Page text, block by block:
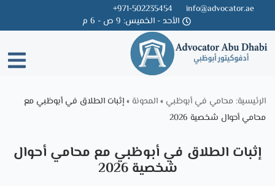
Skip
to
content
info@advocator.ae
971-502235454+
الأحد - الخميس: 9 ص - 6 م
الرئيسية: محامي في أبوظبي »المدونة »إثبات الطلاق في أبوظبي مع
محامي أحوال شخصية 2026
إثبات الطلاق في أبوظبي مع محامي أحوال
شخصية 2026